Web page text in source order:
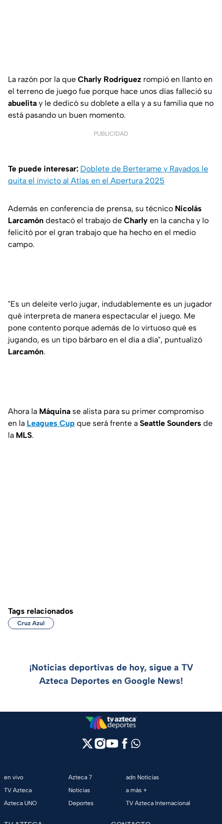
La razón por la que Charly Rodríguez rompió en llanto en
el terreno de juego fue porque hace unos días falleció su
abuelita y le dedicó su doblete a ella y a su familia que no
está pasando un buen momento.
PUBLICIDAD
Te puede interesar: Doblete de Berterame y Rayados le
quita el invicto al Atlas en el Apertura 2025
Además en conferencia de prensa, su técnico Nicolás
Larcamón destacó el trabajo de Charly en la cancha y lo
felicitó por el gran trabajo que ha hecho en el medio
campo.
"Es un deleite verlo jugar, indudablemente es un jugador
qué interpreta de manera espectacular el juego. Me
pone contento porque además de lo virtuoso qué es
jugando, es un tipo bárbaro en el día a día", puntualizó
Larcamón.
Ahora la Máquina se alista para su primer compromiso
en la Leagues Cup que será frente a Seattle Sounders de
la MLS.
Tags relacionados
Cruz Azul
¡Noticias deportivas de hoy, sigue a TV
Azteca Deportes en Google News!
en vivo
TV Azteca
Azteca UNO
Azteca 7
Noticias
Deportes
adn Noticias
a más +
TV Azteca Internacional